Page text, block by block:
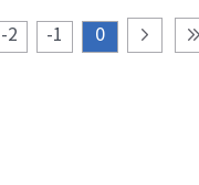
-2 -1 0